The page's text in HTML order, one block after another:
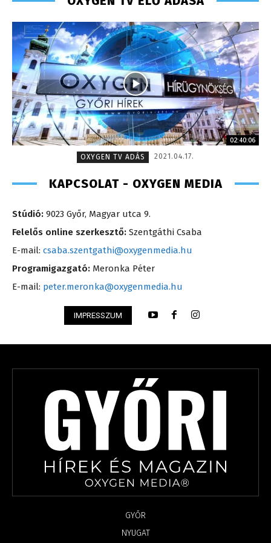
02:40:06
OXYGEN TV ADÁS
2021.04.17.
KAPCSOLAT - OXYGEN MEDIA
Stúdió: 9023 Győr, Magyar utca 9.
Felelős online szerkesztő: Szentgáthi Csaba
E-mail: csaba.szentgathi@oxygenmedia.hu
Programigazgató: Meronka Péter
E-mail: peter.meronka@oxygenmedia.hu
IMPRESSZUM
GYŐR
NYUGAT